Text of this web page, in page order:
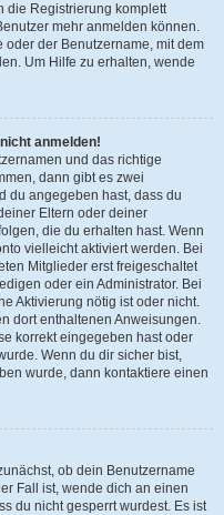
die Registrierung komplett
mehr anmelden können.
oder der Benutzername, mit dem
Um Hilfe zu erhalten, wende
anmelden!
und das richtige
dann gibt es zwei
du angegeben hast, dass du
Eltern oder deiner
die du erhalten hast. Wenn
vielleicht aktiviert werden. Bei
Mitglieder erst freigeschaltet
oder ein Administrator. Bei
Aktivierung nötig ist oder nicht.
dort enthaltenen Anweisungen.
korrekt eingegeben hast oder
Wenn du dir sicher bist,
wurde, dann kontaktiere einen
ob dein Benutzername
Fall ist, wende dich an einen
du nicht gesperrt wurdest. Es ist